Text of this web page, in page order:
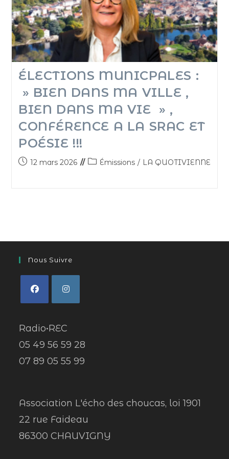
ÉLECTIONS MUNICPALES :
» BIEN DANS MA VILLE ,
BIEN DANS MA VIE » ,
CONFÉRENCE A LA SRAC ET
POÉSIE !!!
12 mars 2026 Émissions / LA QUOTIVIENNE
Nous Suivre
Radio•REC
05 49 56 59 28
07 89 05 55 99
Association L'écho des choucas, loi 1901
22 rue Faideau
86300 CHAUVIGNY